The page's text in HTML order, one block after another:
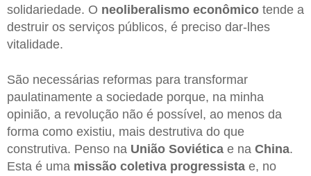
solidariedade. O neoliberalismo econômico tende a
destruir os serviços públicos, é preciso dar-lhes
vitalidade.
São necessárias reformas para transformar
paulatinamente a sociedade porque, na minha
opinião, a revolução não é possível, ao menos da
forma como existiu, mais destrutiva do que
construtiva. Penso na União Soviética e na China.
Esta é uma missão coletiva progressista e, no